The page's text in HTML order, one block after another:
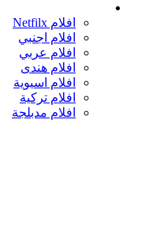
افلام Netfilx
افلام اجنبي
افلام عربي
افلام هندى
افلام اسيوية
افلام تركية
افلام مدبلجة